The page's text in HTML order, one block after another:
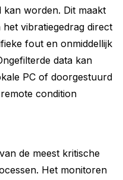
worden. Dit maakt
vibratiegedrag direct
fout en onmiddellijk
data kan
PC of doorgestuurd
condition
de meest kritische
Het monitoren